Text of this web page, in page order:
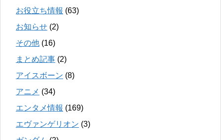
お役立ち情報 (63)
お知らせ (2)
その他 (16)
まとめ記事 (2)
アイスボーン (8)
アニメ (34)
エンタメ情報 (169)
エヴァンゲリオン (3)